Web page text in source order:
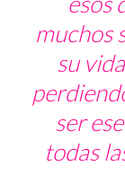
muchos
su
ser
todas